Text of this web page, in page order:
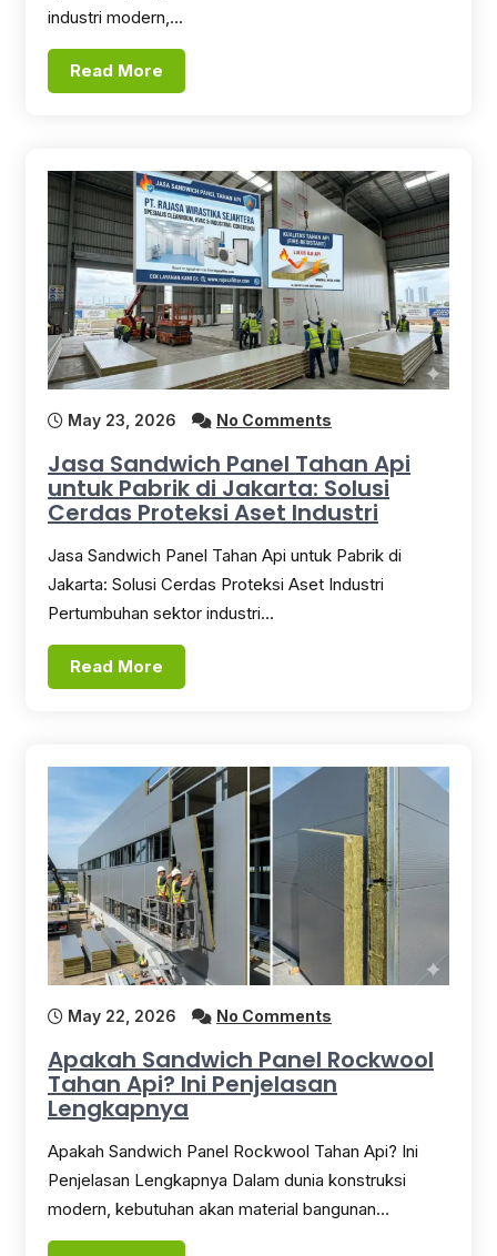
industri modern,…
Read More
May 23, 2026 No Comments
Jasa Sandwich Panel Tahan Api
untuk Pabrik di Jakarta: Solusi
Cerdas Proteksi Aset Industri
Jasa Sandwich Panel Tahan Api untuk Pabrik di
Jakarta: Solusi Cerdas Proteksi Aset Industri
Pertumbuhan sektor industri…
Read More
May 22, 2026 No Comments
Apakah Sandwich Panel Rockwool
Tahan Api? Ini Penjelasan
Lengkapnya
Apakah Sandwich Panel Rockwool Tahan Api? Ini
Penjelasan Lengkapnya Dalam dunia konstruksi
modern, kebutuhan akan material bangunan…